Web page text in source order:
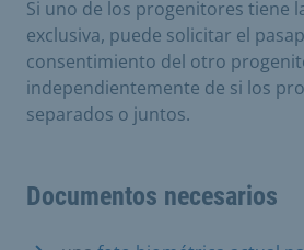
Si uno de los progenitores tiene
exclusiva, puede solicitar el
consentimiento del otro
independientemente de si los
separados o juntos.
Documentos necesarios